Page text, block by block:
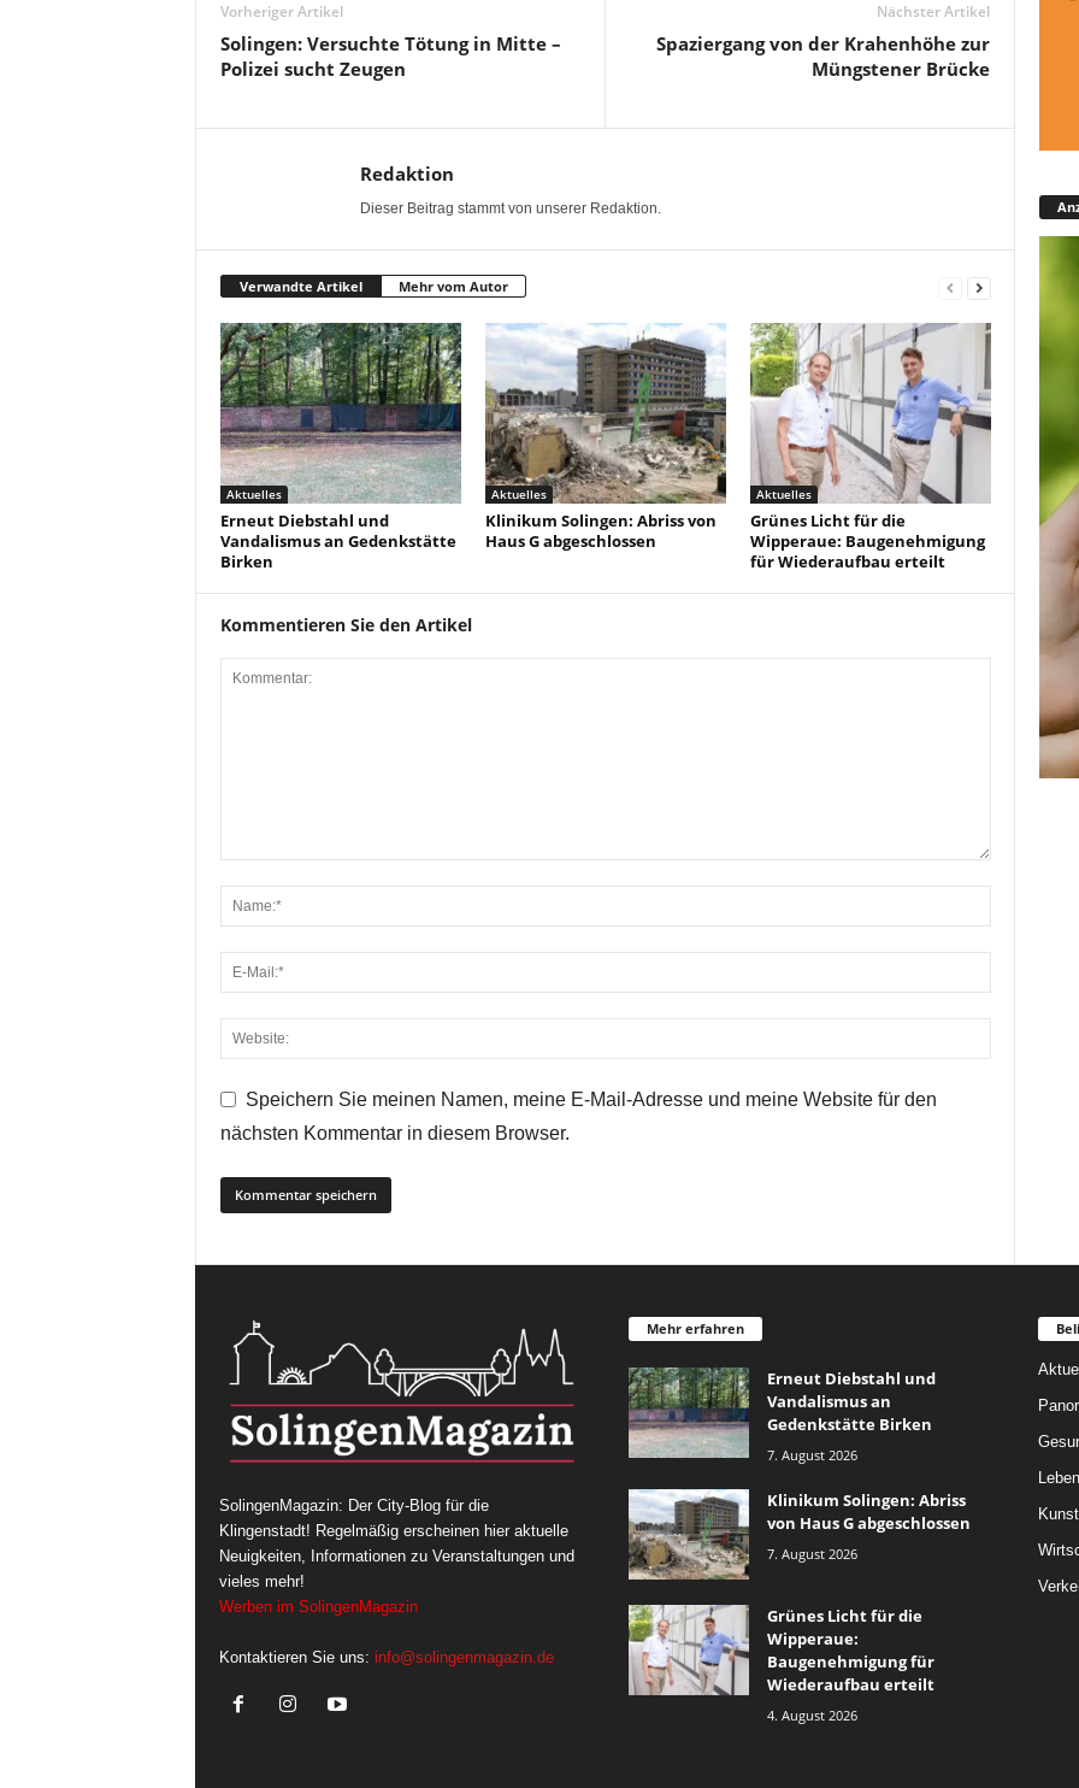
Vorheriger Artikel
Solingen: Versuchte Tötung in Mitte –
Polizei sucht Zeugen
Nächster Artikel
Spaziergang von der Krahenhöhe zur
Müngstener Brücke
Redaktion
Dieser Beitrag stammt von unserer Redaktion.
Verwandte Artikel Mehr vom Autor
Aktuelles
Erneut Diebstahl und
Vandalismus an Gedenkstätte
Birken
Aktuelles
Klinikum Solingen: Abriss von
Haus G abgeschlossen
Aktuelles
Grünes Licht für die
Wipperaue: Baugenehmigung
für Wiederaufbau erteilt
Kommentieren Sie den Artikel
Speichern Sie meinen Namen, meine E-Mail-Adresse und meine Website für den
nächsten Kommentar in diesem Browser.
SolingenMagazin: Der City-Blog für die
Klingenstadt! Regelmäßig erscheinen hier aktuelle
Neuigkeiten, Informationen zu Veranstaltungen und
vieles mehr!
Werben im SolingenMagazin
Kontaktieren Sie uns: info@solingenmagazin.de
Mehr erfahren
Erneut Diebstahl und
Vandalismus an
Gedenkstätte Birken
7. August 2026
Klinikum Solingen: Abriss
von Haus G abgeschlossen
7. August 2026
Grünes Licht für die
Wipperaue:
Baugenehmigung für
Wiederaufbau erteilt
4. August 2026